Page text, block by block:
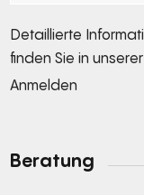
Detaillierte
finden Sie in unserer
Anmelden
Beratung